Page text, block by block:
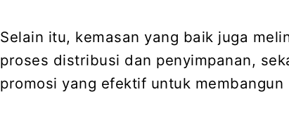
Selain itu, kemasan yang baik juga
proses distribusi dan penyimpanan,
promosi yang efektif untuk